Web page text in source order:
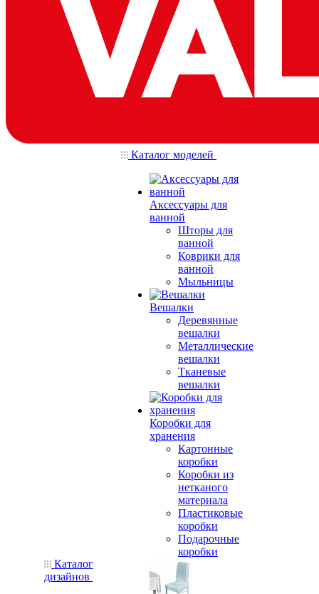
Каталог
дизайнов
Каталог моделей
Аксессуары для
ванной
Шторы для
ванной
Коврики для
ванной
Мыльницы
Вешалки
Деревянные
вешалки
Металлические
вешалки
Тканевые
вешалки
Коробки для
хранения
Картонные
коробки
Коробки из
нетканого
материала
Пластиковые
коробки
Подарочные
коробки